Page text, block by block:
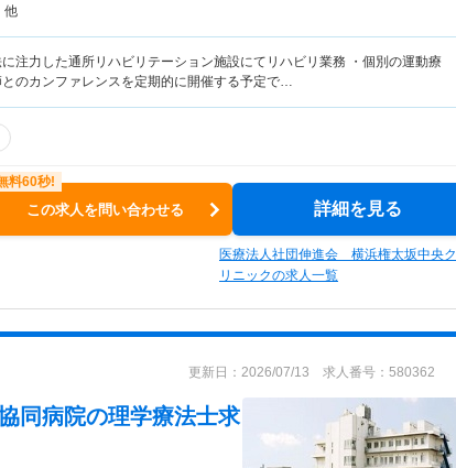
他
に注力した通所リハビリテーション施設にてリハビリ業務 ・個別の運動療
のカンファレンスを定期的に開催する予定で…
この求人を問い合わせる 詳細を見る
医療法人社団伸進会 横浜権太坂中央ク
リニックの求人一覧
更新日：2026/07/13 求人番号：580362
同病院の理学療法士求